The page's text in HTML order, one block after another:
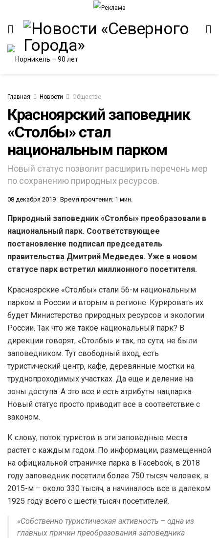
Главная Новости Общество
Красноярский заповедник
«Столбы» стал
национальным парком
Новый статус позволит расширить перечень мер
по сохранению природных ресурсов.
08 декабря 2019 Время прочтения: 1 мин.
Природный заповедник «Столбы» преобразовали в
национальный парк. Соответствующее
постановление подписал председатель
правительства Дмитрий Медведев. Уже в новом
статусе парк встретил миллионного посетителя.
Красноярские «Столбы» стали 56-м национальным
парком в России и вторым в регионе. Курировать их
будет Министерство природных ресурсов и экологии
России. Так что же такое национальный парк? В
дирекции говорят, «Столбы» и так, по сути, не были
заповедником. Тут свободный вход, есть
туристический центр, кафе, деревянные мостки на
труднопроходимых участках. Да еще и деление на
зоны доступа. А это все и есть атрибуты нацпарка.
Новый статус просто приводит все в соответствие с
законом.
К слову, поток туристов в эти заповедные места
растет с каждым годом. По информации, размещенной
на официальной страничке парка в Facebook, в 2018
году заповедник посетили более 750 тысяч человек, в
2015-м – около 330 тысяч, а начиналось все в далеком
1925 году всего с шести тысяч посетителей.
«Собственно туристическая активность – одна из
главных причин преобразования заповедника